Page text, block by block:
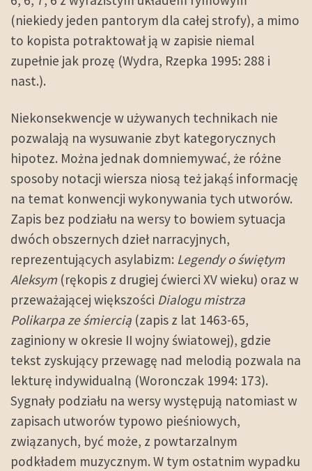
(niekiedy jeden pantorym dla całej strofy), a mimo
to kopista potraktował ją w zapisie niemal
zupełnie jak prozę (Wydra, Rzepka 1995: 288 i
nast.).
Niekonsekwencje w używanych technikach nie
pozwalają na wysuwanie zbyt kategorycznych
hipotez. Można jednak domniemywać, że różne
sposoby notacji wiersza niosą też jakąś informację
na temat konwencji wykonywania tych utworów.
Zapis bez podziału na wersy to bowiem sytuacja
dwóch obszernych dzieł narracyjnych,
reprezentujących asylabizm: Legendy o świętym
Aleksym (rękopis z drugiej ćwierci XV wieku) oraz w
przeważającej większości Dialogu mistrza
Polikarpa ze śmiercią (zapis z lat 1463-65,
zaginiony w okresie II wojny światowej), gdzie
tekst zyskujący przewagę nad melodią pozwala na
lekturę indywidualną (Woronczak 1994: 173).
Sygnały podziału na wersy występują natomiast w
zapisach utworów typowo pieśniowych,
związanych, być może, z powtarzalnym
podkładem muzycznym. W tym ostatnim wypadku